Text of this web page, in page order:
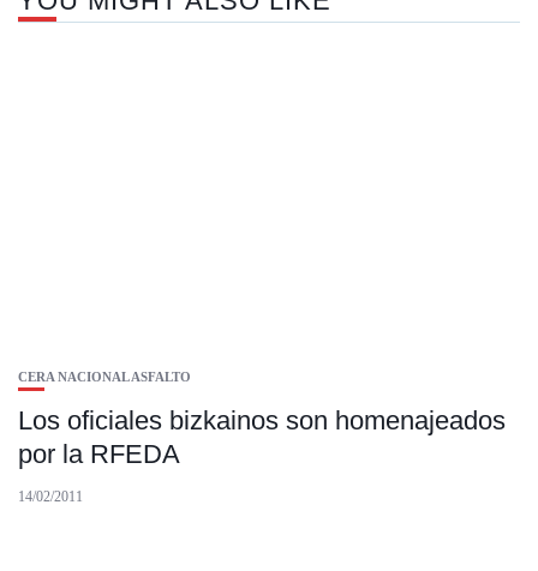
CERA NACIONAL ASFALTO
Los oficiales bizkainos son homenajeados
por la RFEDA
14/02/2011